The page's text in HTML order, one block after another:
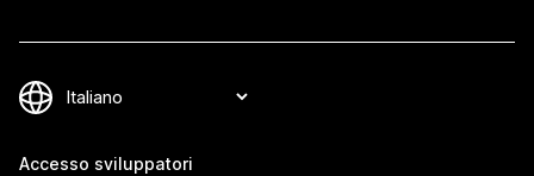
Accesso sviluppatori